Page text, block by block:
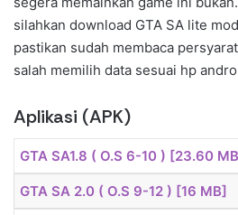
silahkan download GTA SA lite
pastikan sudah membaca
salah memilih data sesuai hp
Aplikasi (APK)
GTA SA1.8 ( O.S 6-10 ) [23.60
GTA SA 2.0 ( O.S 9-12 ) [16 MB]